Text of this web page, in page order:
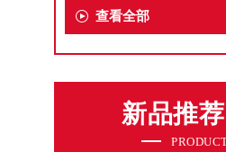
查看全部
新品推荐